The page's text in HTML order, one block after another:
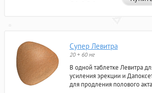
Супер Левитра
20 + 60 мг
В одной таблетке Левитра
усиления эрекции и
для продления полового